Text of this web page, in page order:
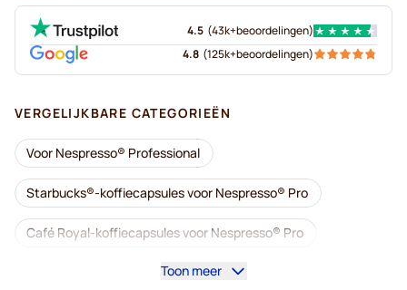
4.5 (43k+beoordelingen)
4.8 (125k+beoordelingen)
VERGELIJKBARE CATEGORIEËN
Voor Nespresso® Professional
Starbucks®-koffiecapsules voor Nespresso® Pro
Café Royal-koffiecapsules voor Nespresso® Pro
Koffiemachines voor Nespresso® Professional
Toon meer